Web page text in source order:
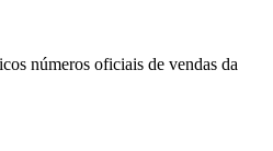
números oficiais de vendas da